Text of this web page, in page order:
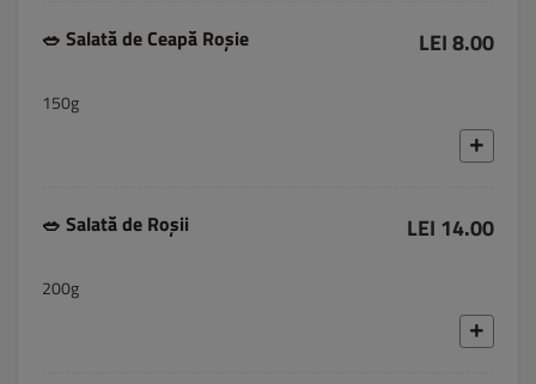
🥗 Salată de Ceapă Roșie LEI 8.00
150g
🥗 Salată de Roșii LEI 14.00
200g